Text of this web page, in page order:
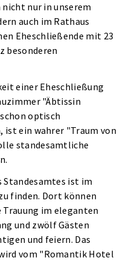
nur in unserem
auch im Rathaus
Eheschließende mit 23
besonderen
einer Eheschließung
"Äbtissin
optisch
ist ein wahrer "Traum von
standesamtliche
Standesamtes ist im
finden. Dort können
im eleganten
und zwölf Gästen
und feiern. Das
vom "Romantik Hotel